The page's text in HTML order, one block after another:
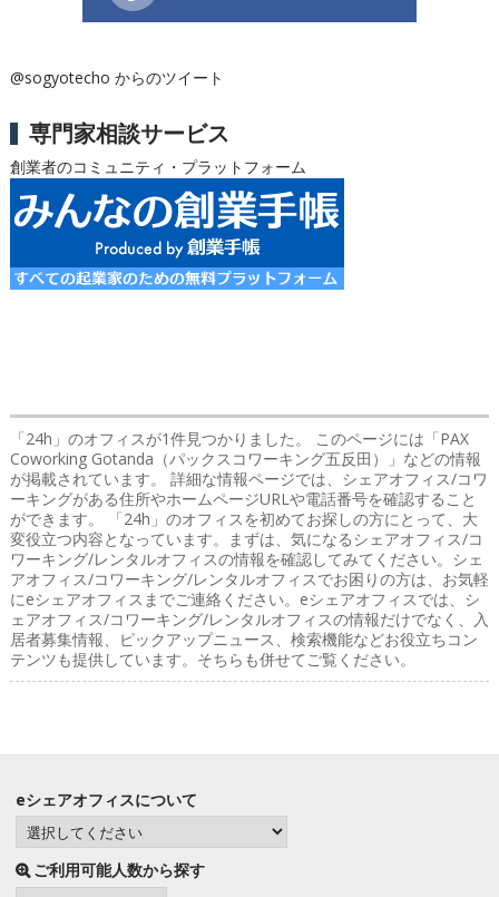
@sogyotecho からのツイート
専門家相談サービス
創業者のコミュニティ・プラットフォーム
「24h」のオフィスが1件見つかりました。 このページには「PAX
Coworking Gotanda（パックスコワーキング五反田）」などの情報
が掲載されています。 詳細な情報ページでは、シェアオフィス/コワ
ーキングがある住所やホームページURLや電話番号を確認すること
ができます。 「24h」のオフィスを初めてお探しの方にとって、大
変役立つ内容となっています。まずは、気になるシェアオフィス/コ
ワーキング/レンタルオフィスの情報を確認してみてください。シェ
アオフィス/コワーキング/レンタルオフィスでお困りの方は、お気軽
にeシェアオフィスまでご連絡ください。eシェアオフィスでは、シ
ェアオフィス/コワーキング/レンタルオフィスの情報だけでなく、入
居者募集情報、ピックアップニュース、検索機能などお役立ちコン
テンツも提供しています。そちらも併せてご覧ください。
eシェアオフィスについて
ご利用可能人数から探す